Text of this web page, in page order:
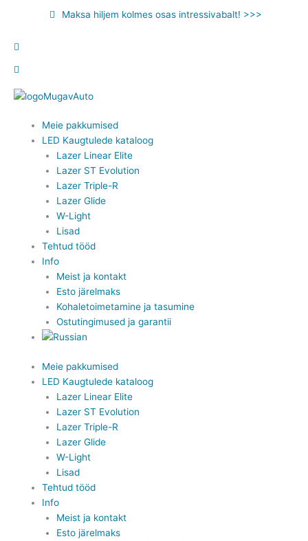
Maksa hiljem kolmes osas intressivabalt! >>>
Meie pakkumised
LED Kaugtulede kataloog
Lazer Linear Elite
Lazer ST Evolution
Lazer Triple-R
Lazer Glide
W-Light
Lisad
Tehtud tööd
Info
Meist ja kontakt
Esto järelmaks
Kohaletoimetamine ja tasumine
Ostutingimused ja garantii
Meie pakkumised
LED Kaugtulede kataloog
Lazer Linear Elite
Lazer ST Evolution
Lazer Triple-R
Lazer Glide
W-Light
Lisad
Tehtud tööd
Info
Meist ja kontakt
Esto järelmaks